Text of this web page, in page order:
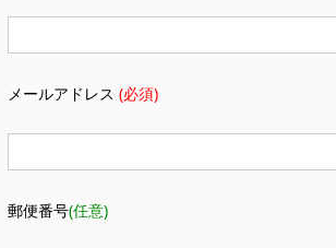
メールアドレス (必須)
郵便番号(任意)